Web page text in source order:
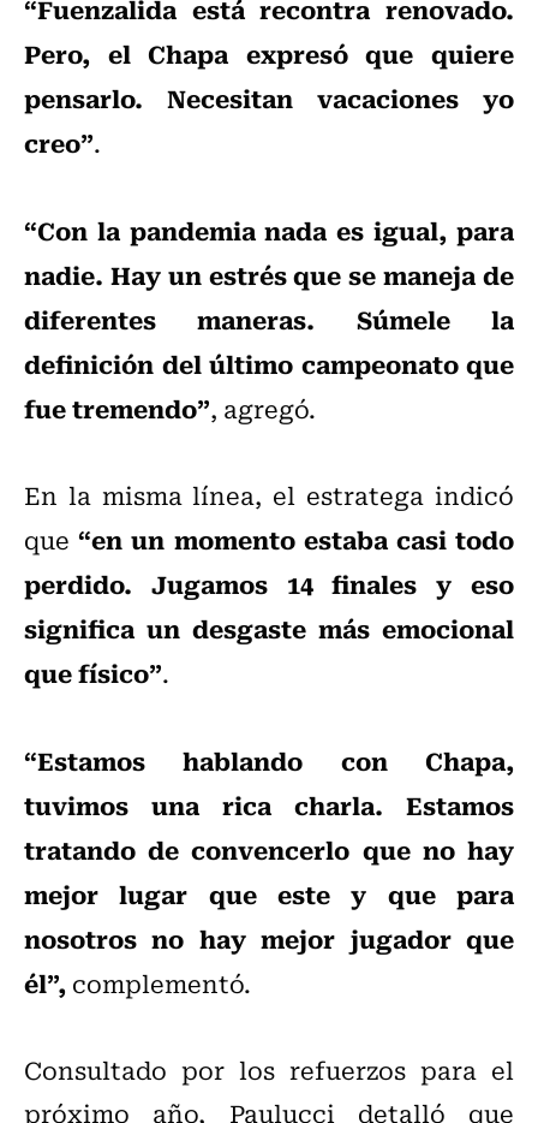
“Fuenzalida está recontra renovado.
Pero, el Chapa expresó que quiere
pensarlo. Necesitan vacaciones yo
creo”.
“Con la pandemia nada es igual, para
nadie. Hay un estrés que se maneja de
diferentes maneras. Súmele la
definición del último campeonato que
fue tremendo”, agregó.
En la misma línea, el estratega indicó
que“en un momento estaba casi todo
perdido. Jugamos 14 finales y eso
significa un desgaste más emocional
que físico”.
“Estamos hablando con Chapa,
tuvimos una rica charla. Estamos
tratando de convencerlo que no hay
mejor lugar que este y que para
nosotros no hay mejor jugador que
él”,complementó.
Consultado por los refuerzos para el
próximo año, Paulucci detalló que